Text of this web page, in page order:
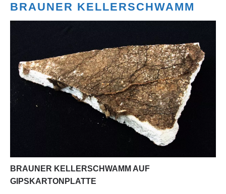
BRAUNER KELLERSCHWAMM
BRAUNER KELLERSCHWAMM AUF
GIPSKARTONPLATTE